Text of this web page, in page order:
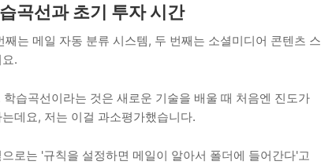
곡선과 초기 투자 시간
는 메일 자동 분류 시스템, 두 번째는 소셜미디어 콘텐츠 스
.
습곡선이라는 것은 새로운 기술을 배울 때 처음엔 진도가
데요, 저는 이걸 과소평가했습니다.
로는 '규칙을 설정하면 메일이 알아서 폴더에 들어간다'고